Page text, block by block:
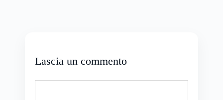
Lascia un commento